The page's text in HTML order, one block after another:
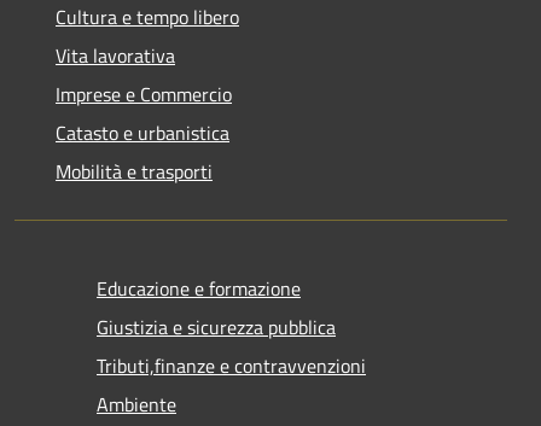
Cultura e tempo libero
Vita lavorativa
Imprese e Commercio
Catasto e urbanistica
Mobilità e trasporti
Educazione e formazione
Giustizia e sicurezza pubblica
Tributi,finanze e contravvenzioni
Ambiente